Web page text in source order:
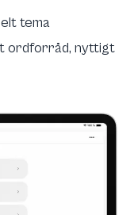
tema
ordforråd, nyttigt